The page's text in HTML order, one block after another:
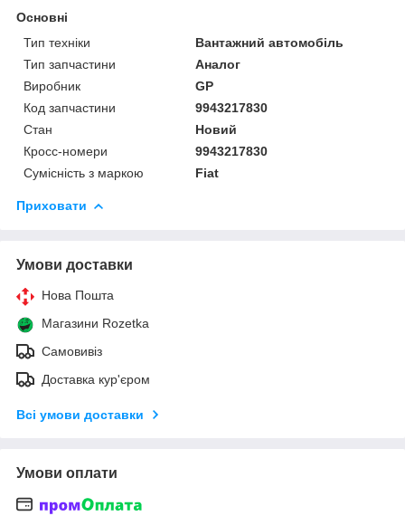
Основні
Тип техніки
Вантажний автомобіль
Тип запчастини
Аналог
Виробник
GP
Код запчастини
9943217830
Стан
Новий
Кросс-номери
9943217830
Сумісність з маркою
Fiat
Приховати
Умови доставки
Нова Пошта
Магазини Rozetka
Самовивіз
Доставка кур'єром
Всі умови доставки
Умови оплати